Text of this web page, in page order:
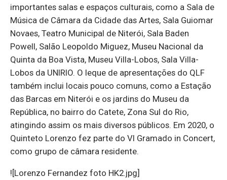
importantes salas e espaços culturais, como a Sala de
Música de Câmara da Cidade das Artes, Sala Guiomar
Novaes, Teatro Municipal de Niterói, Sala Baden
Powell, Salão Leopoldo Miguez, Museu Nacional da
Quinta da Boa Vista, Museu Villa-Lobos, Sala Villa-
Lobos da UNIRIO. O leque de apresentações do QLF
também inclui locais pouco comuns, como a Estação
das Barcas em Niterói e os jardins do Museu da
República, no bairro do Catete, Zona Sul do Rio,
atingindo assim os mais diversos públicos. Em 2020, o
Quinteto Lorenzo fez parte do VI Gramado in Concert,
como grupo de câmara residente.
![Lorenzo Fernandez foto HK2.jpg]